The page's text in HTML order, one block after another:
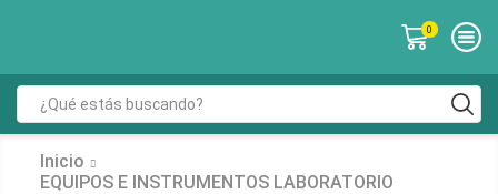
0
Inicio
EQUIPOS E INSTRUMENTOS LABORATORIO